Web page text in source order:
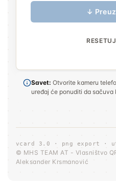
↓
Savet: Otvorite kameru
uređaj će ponuditi da sačuva
vcard 3.0 · png export ·
© MHS TEAM AT - Vlasništvo
Aleksander Krsmanović